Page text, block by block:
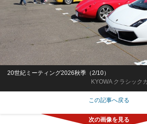
KYOWA クラシック
20世紀ミーティング2026秋季（2/10）
この記事へ戻る